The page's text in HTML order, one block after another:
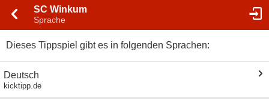
SC Winkum
Sprache
Dieses Tippspiel gibt es in folgenden Sprachen:
Deutsch
kicktipp.de